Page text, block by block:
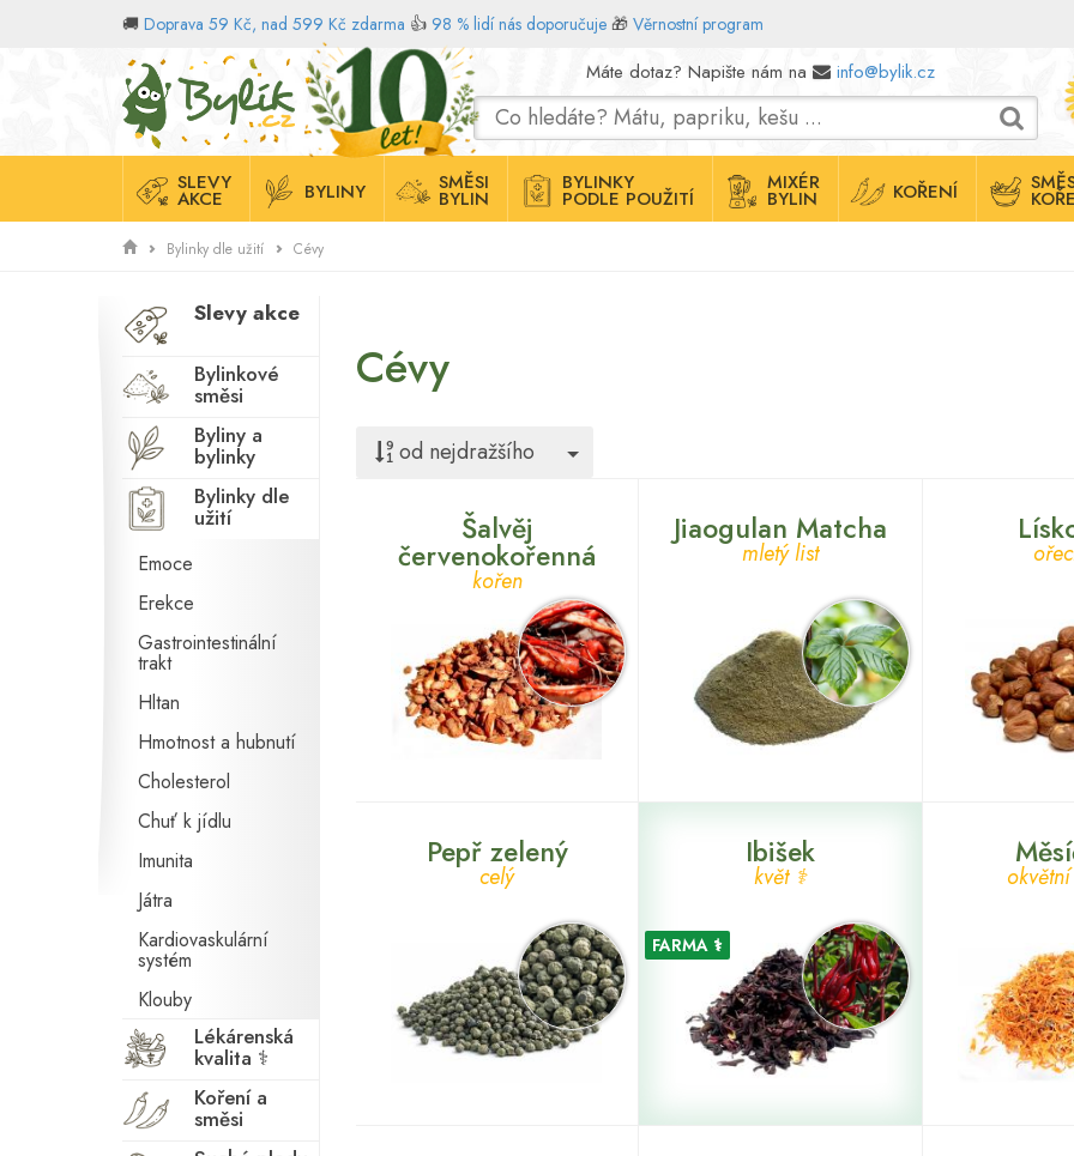
🚚 Doprava 59 Kč, nad 599 Kč zdarma 👍 98 % lidí nás doporučuje 🎁 Věrnostní program
Domů Máte dotaz? Napište nám na info@bylik.cz
SLEVY
AKCE BYLINY SMĚSI
BYLIN
BYLINKY
PODLE POUŽITÍ
MIXÉR
BYLIN KOŘENÍ
Bylinky dle užití Cévy
Slevy akce
Bylinkové
směsi
Byliny a
bylinky
Bylinky dle
užití
Antibakteriální
Antiseptické účinky
Bdělost
Cévy
Cukr v krvi
Duševní zdraví
Dýchací systém
Emoce
Erekce
Gastrointestinální
trakt
Hltan
Hmotnost a hubnutí
Cholesterol
Chuť k jídlu
Imunita
Játra
Kardiovaskulární
systém
Klouby
Kojení
Kosti
Lékárenská
kvalita ⚕
Koření a
směsi
Cévy
od nejdražšího Toggle Dropdown
Šalvěj
červenokořenná
kořen
Jiaogulan Matcha
mletý list
Pepř zelený
celý
Ibišek
květ ⚕
FARMA ⚕